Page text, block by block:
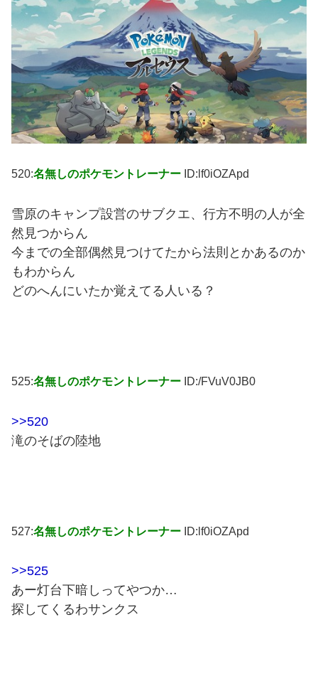
520:名無しのポケモントレーナー ID:lf0iOZApd
雪原のキャンプ設営のサブクエ、行方不明の人が全
然見つからん
今までの全部偶然見つけてたから法則とかあるのか
もわからん
どのへんにいたか覚えてる人いる？
525:名無しのポケモントレーナー ID:/FVuV0JB0
>>520
滝のそばの陸地
527:名無しのポケモントレーナー ID:lf0iOZApd
>>525
あー灯台下暗しってやつか…
探してくるわサンクス